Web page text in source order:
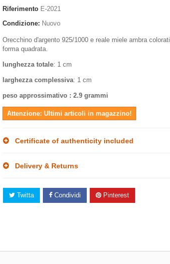
Riferimento E-2021
Condizione: Nuovo
Orecchino d'argento 925/1000 e reale miele ambra colorati
forma quadrata.
lunghezza totale: 1 cm
larghezza complessiva: 1 cm
peso approssimativo : 2.9 grammi
Attenzione: Ultimi articoli in magazzino!
Certificate of authenticity included
Delivery & Returns
Twitta Condividi Pinterest